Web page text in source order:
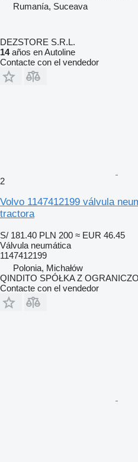
Rumanía, Suceava
DEZSTORE S.R.L.
14años en Autoline
Contacte con el vendedor
2
Volvo 1147412199 válvula
tractora
S/ 181.40 PLN 200 ≈ EUR 46.45
Válvula neumática
1147412199
Polonia, Michałów
QINDITO SPÓŁKA Z
Contacte con el vendedor